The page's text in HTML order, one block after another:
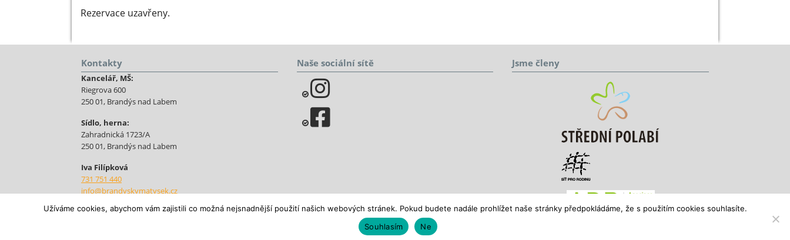
Rezervace uzavřeny.
Kontakty
Kancelář, MŠ:
Riegrova 600
250 01, Brandýs nad Labem
Sídlo, herna:
Zahradnická 1723/A
250 01, Brandýs nad Labem
Iva Filípková
731 751 440
info@brandyskymatysek.cz
Naše sociální sítě Jsme členy
Užíváme cookies, abychom vám zajistili co možná nejsnadnější použití našich webových stránek. Pokud budete nadále prohlížet naše stránky předpokládáme, že s použitím cookies souhlasíte.
Souhlasím
Ne